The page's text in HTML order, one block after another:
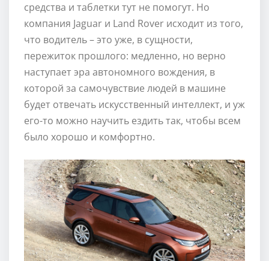
средства и таблетки тут не помогут. Но
компания Jaguar и Land Rover исходит из того,
что водитель – это уже, в сущности,
пережиток прошлого: медленно, но верно
наступает эра автономного вождения, в
которой за самочувствие людей в машине
будет отвечать искусственный интеллект, и уж
его-то можно научить ездить так, чтобы всем
было хорошо и комфортно.